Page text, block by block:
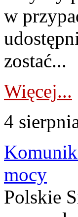
w
zostać...
Więcej...
4
mocy
Polskie